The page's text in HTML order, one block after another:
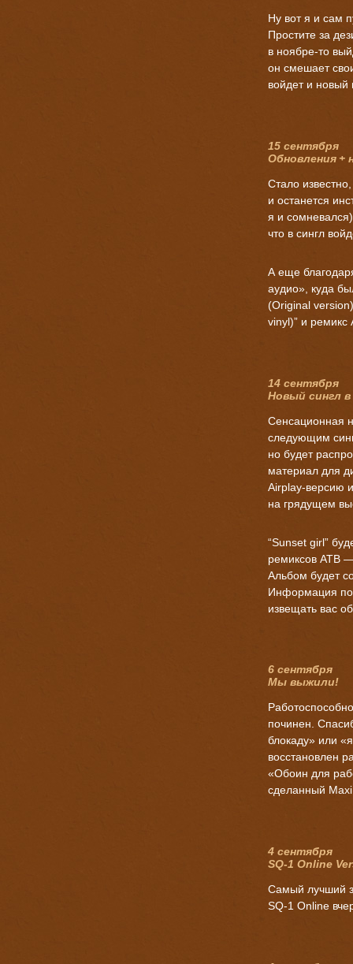
Ну вот я и сам
Простите за
в ноябре-то
он смешает
войдет и новый
15 сентября
Обновления +
Стало
и останется
я и
что в сингл
А еще
аудио», куда
(Original
vinyl)” и
14 сентября
Новый сингл
Сенсационная
следующим
но будет
материал для
Airplay-версию
на грядущем
“Sunset girl”
ремиксов ATB
Альбом будет
Информация
извещать вас
6 сентября
Мы выжили!
починен.
блокаду» или
восстановлен
«Обоин для
сделанный
4 сентября
SQ-1 Online
Самый лучший
SQ-1 Online